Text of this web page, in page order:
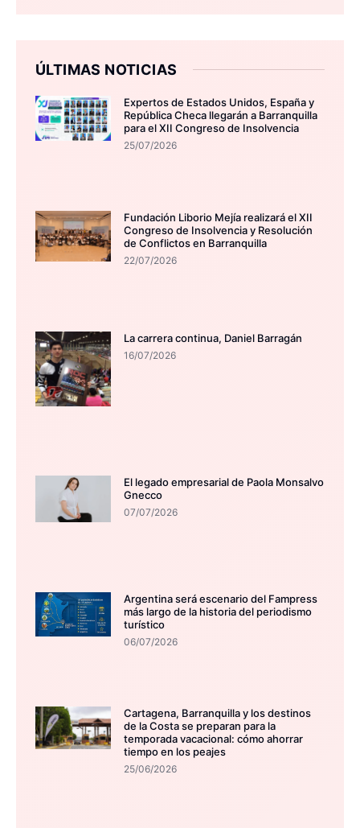
ÚLTIMAS NOTICIAS
Expertos de Estados Unidos, España y
República Checa llegarán a Barranquilla
para el XII Congreso de Insolvencia
25/07/2026
Fundación Liborio Mejía realizará el XII
Congreso de Insolvencia y Resolución
de Conflictos en Barranquilla
22/07/2026
La carrera continua, Daniel Barragán
16/07/2026
El legado empresarial de Paola Monsalvo
Gnecco
07/07/2026
Argentina será escenario del Fampress
más largo de la historia del periodismo
turístico
06/07/2026
Cartagena, Barranquilla y los destinos
de la Costa se preparan para la
temporada vacacional: cómo ahorrar
tiempo en los peajes
25/06/2026